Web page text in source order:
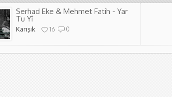
Serhad Eke & Mehmet Fatih - Yar
Tu Yî
Karışık 16 0